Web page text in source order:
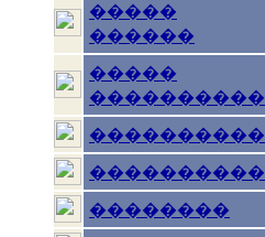
�����
������
�����
����������
����������
����������
��������